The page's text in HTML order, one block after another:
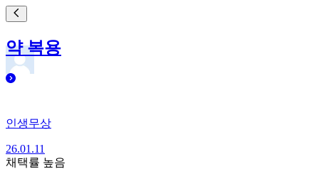
약 복용
인생무상
26.01.11
채택률 높음